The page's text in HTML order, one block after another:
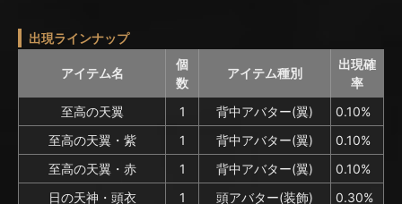
出現ラインナップ
アイテム名
個
数
アイテム種別
出現確
率
至高の天翼
1 背中アバター(翼)
0.10%
至高の天翼・紫
1 背中アバター(翼)
0.10%
至高の天翼・赤
1 背中アバター(翼)
0.10%
日の天神・頭衣
1 頭アバター(装飾)
0.30%